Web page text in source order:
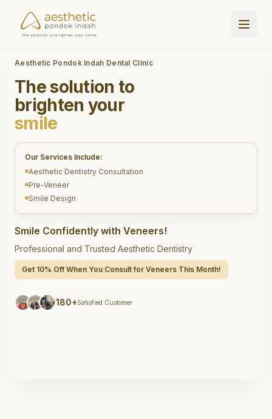
Aesthetic Pondok Indah Dental Clinic
The solution to
brighten your
smile
Our Services Include:
Aesthetic Dentistry Consultation
Pre-Veneer
Smile Design
Smile Confidently with Veneers!
Professional and Trusted Aesthetic Dentistry
Get 10% Off When You Consult for Veneers This Month!
180+Satisfied Customer